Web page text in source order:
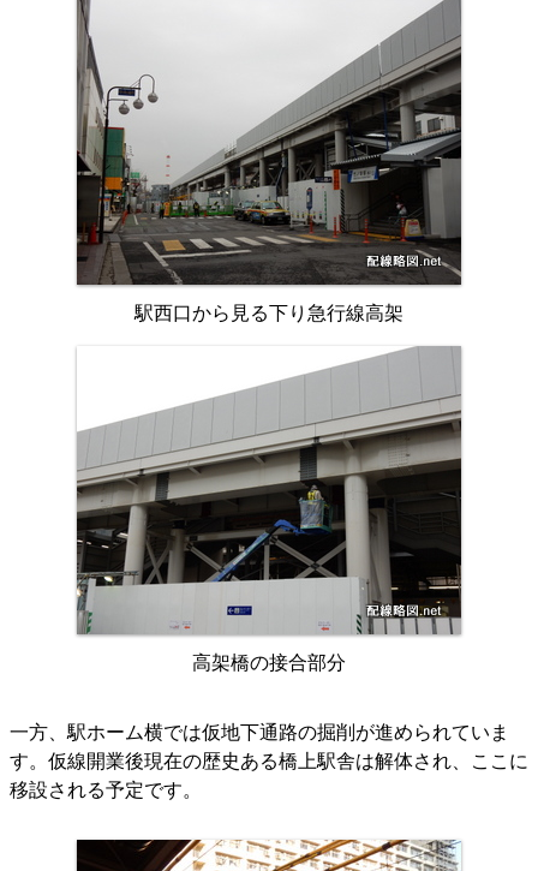
駅西口から見る下り急行線高架
高架橋の接合部分
一方、駅ホーム横では仮地下通路の掘削が進められていま
す。仮線開業後現在の歴史ある橋上駅舎は解体され、ここに
移設される予定です。